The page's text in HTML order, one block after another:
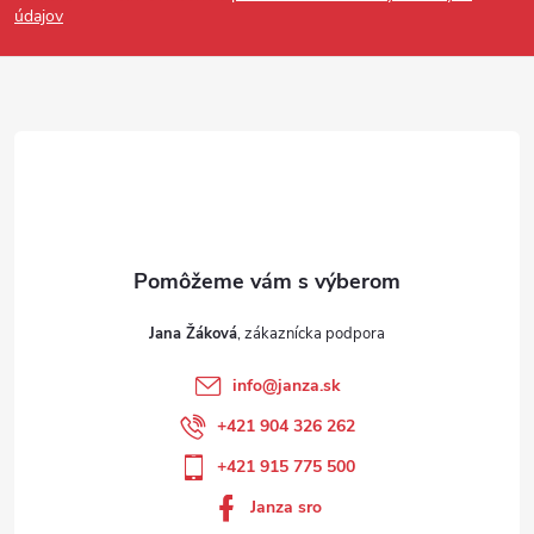
údajov
Jana Žáková
info@janza.sk
+421 904 326 262
+421 915 775 500
Janza sro